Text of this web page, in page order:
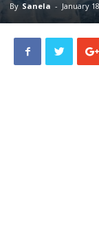
By Sanela - January